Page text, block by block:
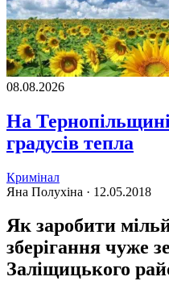
08.08.2026
На Тернопільщині
градусів тепла
Кримінал
Яна Полухіна · 12.05.2018
Як заробити
зберігання чуже
Заліщицького